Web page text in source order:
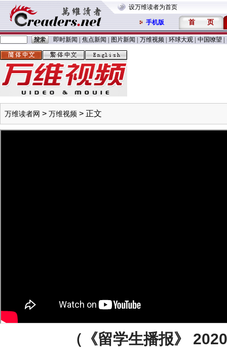
设万维读者为首页
手机版 首 页
即时新闻 焦点新闻 图片新闻 万维视频 环球大观 中国嘹望
万维读者网 > 万维视频 > 正文
（《留学生播报》